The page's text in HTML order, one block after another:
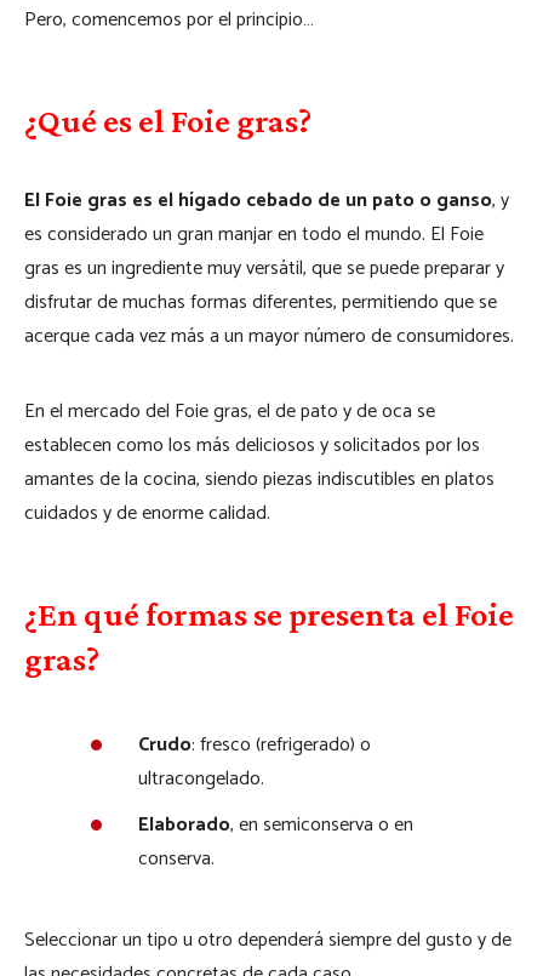
Pero, comencemos por el principio…
¿Qué es el Foie gras?
El Foie gras es el hígado cebado de un pato o ganso, y
es considerado un gran manjar en todo el mundo. El Foie
gras es un ingrediente muy versátil, que se puede preparar y
disfrutar de muchas formas diferentes, permitiendo que se
acerque cada vez más a un mayor número de consumidores.
En el mercado del Foie gras, el de pato y de oca se
establecen como los más deliciosos y solicitados por los
amantes de la cocina, siendo piezas indiscutibles en platos
cuidados y de enorme calidad.
¿En qué formas se presenta el Foie
gras?
Crudo: fresco (refrigerado) o
ultracongelado.
Elaborado, en semiconserva o en
conserva.
Seleccionar un tipo u otro dependerá siempre del gusto y de